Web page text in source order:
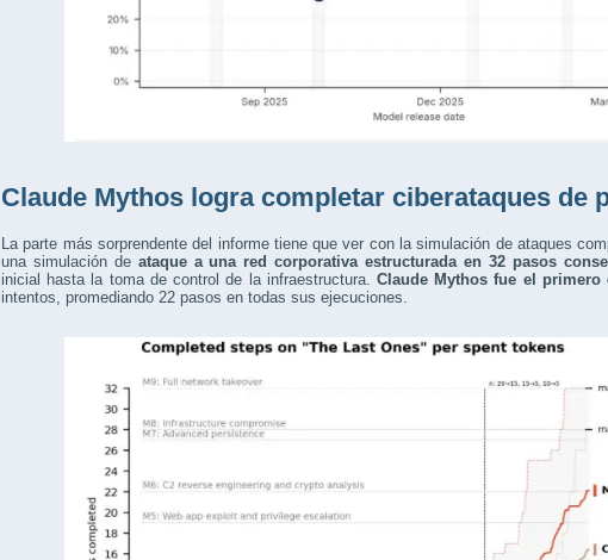
Claude Mythos logra completar ciberataques de
La parte más sorprendente del informe tiene que ver con la simulación de ataques
una simulación de ataque a una red corporativa estructurada en 32 pasos
inicial hasta la toma de control de la infraestructura. Claude Mythos fue el primero
intentos, promediando 22 pasos en todas sus ejecuciones.